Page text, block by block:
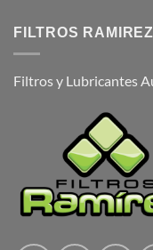
FILTROS
Filtros y Lubricantes